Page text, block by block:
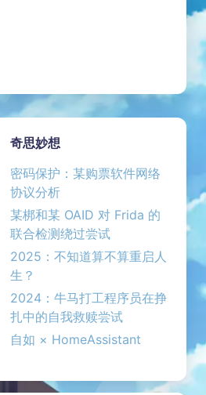
奇思妙想
密码保护：某购票软件网络
协议分析
某梆和某 OAID 对 Frida 的
联合检测绕过尝试
2025：不知道算不算重启人
生？
2024：牛马打工程序员在挣
扎中的自我救赎尝试
自如 × HomeAssistant